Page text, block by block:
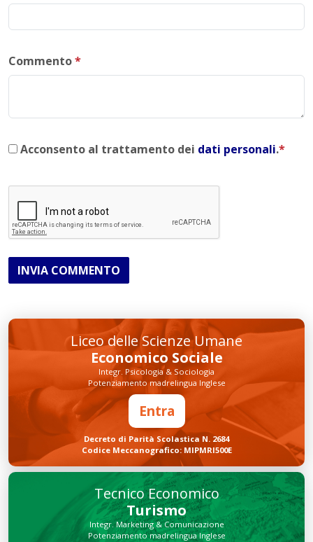
Commento*
Acconsento al trattamento dei dati personali.*
INVIA COMMENTO
Liceo delle Scienze Umane
Economico Sociale
Integr. Psicologia & Sociologia
Potenziamento madrelingua Inglese
Entra
Decreto di Parità Scolastica N. 2684
Codice Meccanografico: MIPMRI500E
Tecnico Economico
Turismo
Integr. Marketing & Comunicazione
Potenziamento madrelingua Inglese